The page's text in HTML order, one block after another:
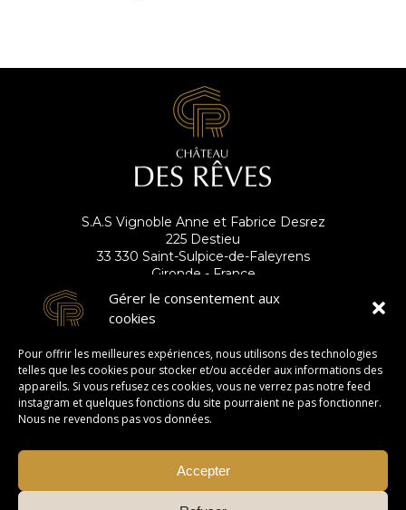
Gérer le consentement aux
cookies
Pour offrir les meilleures expériences, nous utilisons des technologies
telles que les cookies pour stocker et/ou accéder aux informations des
appareils. Si vous refusez ces cookies, vous ne verrez pas notre feed
instagram et quelques fonctions du site pourraient ne pas fonctionner.
Nous ne revendons pas vos données.
Accepter
S.A.S Vignoble Anne et Fabrice Desrez
225 Destieu
33 330 Saint-Sulpice-de-Faleyrens
Gironde - France
S'abonner à la newsletter